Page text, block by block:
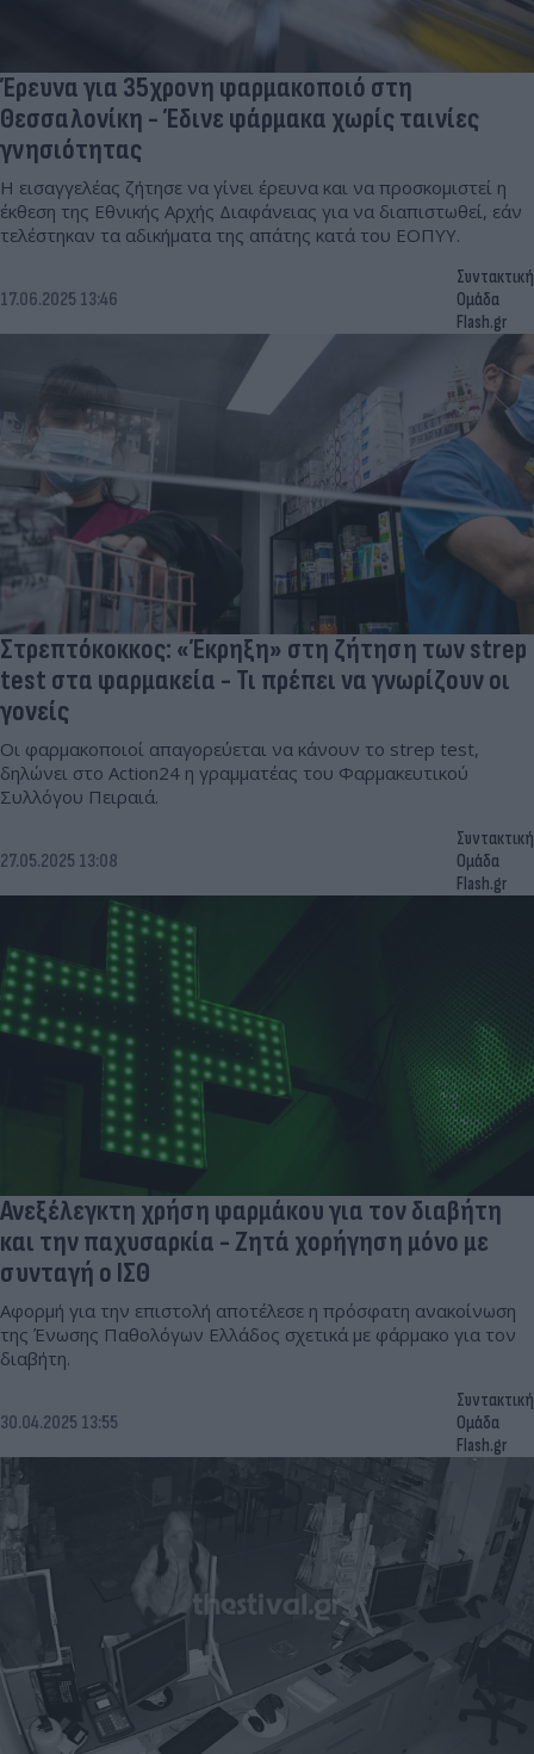
Έρευνα για 35χρονη φαρμακοποιό στη
Θεσσαλονίκη - Έδινε φάρμακα χωρίς ταινίες
γνησιότητας
Η εισαγγελέας ζήτησε να γίνει έρευνα και να προσκομιστεί η
έκθεση της Εθνικής Αρχής Διαφάνειας για να διαπιστωθεί, εάν
τελέστηκαν τα αδικήματα της απάτης κατά του ΕΟΠΥΥ.
17.06.2025 13:46
Συντακτική
Ομάδα
Flash.gr
Στρεπτόκοκκος: «Έκρηξη» στη ζήτηση των strep
test στα φαρμακεία - Τι πρέπει να γνωρίζουν οι
γονείς
Οι φαρμακοποιοί απαγορεύεται να κάνουν το strep test,
δηλώνει στο Action24 η γραμματέας του Φαρμακευτικού
Συλλόγου Πειραιά.
27.05.2025 13:08
Συντακτική
Ομάδα
Flash.gr
Ανεξέλεγκτη χρήση φαρμάκου για τον διαβήτη
και την παχυσαρκία - Ζητά χορήγηση μόνο με
συνταγή ο ΙΣΘ
Αφορμή για την επιστολή αποτέλεσε η πρόσφατη ανακοίνωση
της Ένωσης Παθολόγων Ελλάδος σχετικά με φάρμακο για τον
διαβήτη.
30.04.2025 13:55
Συντακτική
Ομάδα
Flash.gr